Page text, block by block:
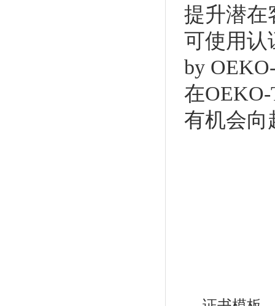
提升潜在
可使用认
by
在
有机会向